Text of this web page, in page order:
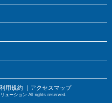
利用規約 ｜アクセスマップ
ューション All rights reserved.